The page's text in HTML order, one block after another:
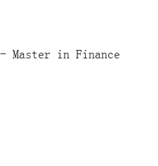
- Master in Finance